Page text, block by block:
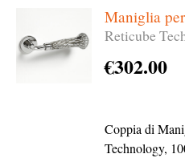
Maniglia
Reticube
€302.00
Coppia di
Technology,